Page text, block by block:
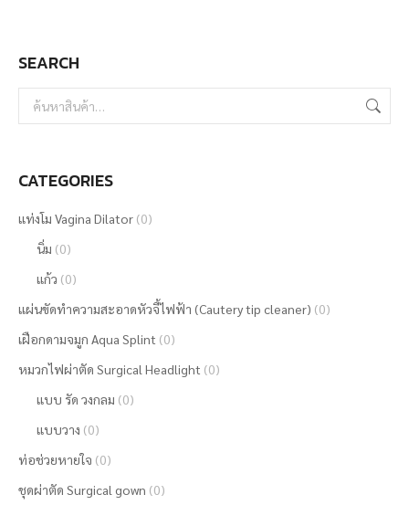
on
the
SEARCH
CATEGORIES
แท่งโม Vagina Dilator (0)
นิ่ม (0)
แก้ว (0)
แผ่นขัดทำความสะอาดหัวจี้ไฟฟ้า (Cautery tip cleaner) (0)
เฝือกดามจมูก Aqua Splint (0)
หมวกไฟผ่าตัด Surgical Headlight (0)
แบบ รัด วงกลม (0)
แบบวาง (0)
ท่อช่วยหายใจ (0)
ชุดผ่าตัด Surgical gown (0)